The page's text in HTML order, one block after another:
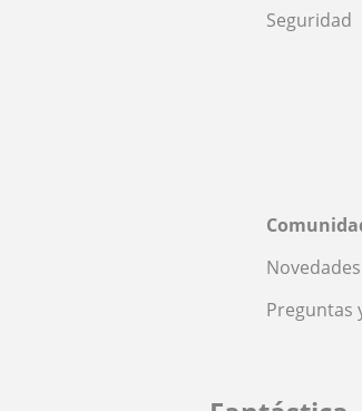
Seguridad
Preguntas